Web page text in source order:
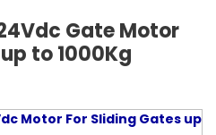
Gate Motor
to 1000Kg